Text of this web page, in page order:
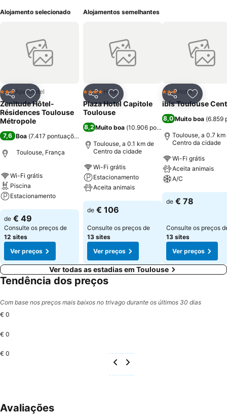
Alojamento selecionado
PartilharAdicionar aos favoritos
3 EstrelasAparthotel
Zenitude Hôtel-
Résidences Toulouse
Métropole
7,6 Boa (7.417 pontuações
Toulouse, França
Wi-Fi grátis
Piscina
Estacionamento
Ver preços
de € 49
Consulte os preços de
12 sites
Ver preços
Alojamentos semelhantes
PartilharAdicionar aos favoritos
4 EstrelasHotel
Plaza Hotel Capitole
Toulouse
8,2 Muito boa (10.906 pontuações
Toulouse, a 0.1 km de
Centro da cidade
Wi-Fi grátis
Estacionamento
Aceita animais
Ver preços
de € 106
Consulte os preços de
13 sites
Ver preços
Partilhar
3 Estrelas
Hotel
ibis Toulouse
8,0 Muito boa (6.859
Toulouse, a 0.7 km
Centro da cidade
Wi-Fi grátis
Aceita animais
A/C
Ver preços
de € 78
Consulte os preços
13 sites
Ver preços
Ver todas as estadias em Toulouse
Tendência dos preços
Com base nos preços mais baixos no trivago durante os últimos 30 dias
€ 0
€ 0
€ 0
Avaliações